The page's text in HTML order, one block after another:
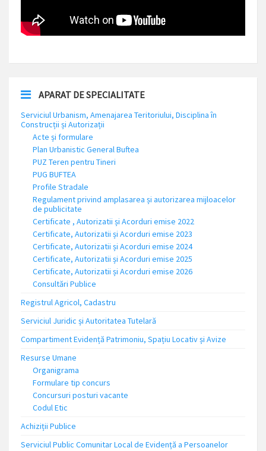
APARAT DE SPECIALITATE
Serviciul Urbanism, Amenajarea Teritoriului, Disciplina în
Construcții și Autorizații
Acte și formulare
Plan Urbanistic General Buftea
PUZ Teren pentru Tineri
PUG BUFTEA
Profile Stradale
Regulament privind amplasarea și autorizarea mijloacelor
de publicitate
Certificate , Autorizatii și Acorduri emise 2022
Certificate, Autorizatii și Acorduri emise 2023
Certificate, Autorizatii și Acorduri emise 2024
Certificate, Autorizatii și Acorduri emise 2025
Certificate, Autorizatii și Acorduri emise 2026
Consultări Publice
Registrul Agricol, Cadastru
Serviciul Juridic și Autoritatea Tutelară
Compartiment Evidență Patrimoniu, Spațiu Locativ și Avize
Resurse Umane
Organigrama
Formulare tip concurs
Concursuri posturi vacante
Codul Etic
Achiziții Publice
Serviciul Public Comunitar Local de Evidență a Persoanelor